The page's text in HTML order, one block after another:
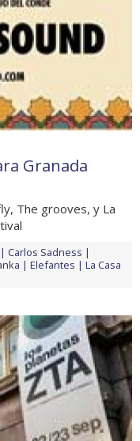
Granada
The grooves, y La
Carlos Sadness
Elefantes
La Casa